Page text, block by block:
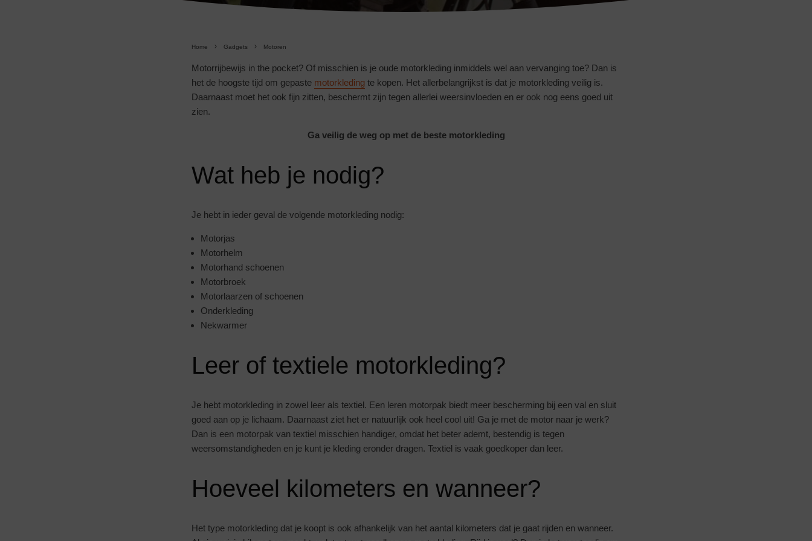
Home Gadgets Motoren
Motorrijbewijs in the pocket? Of misschien is je oude motorkleding inmiddels wel aan vervanging toe? Dan is
het de hoogste tijd om gepaste motorkleding te kopen. Het allerbelangrijkst is dat je motorkleding veilig is.
Daarnaast moet het ook fijn zitten, beschermt zijn tegen allerlei weersinvloeden en er ook nog eens goed uit
zien.
Ga veilig de weg op met de beste motorkleding
Wat heb je nodig?
Je hebt in ieder geval de volgende motorkleding nodig:
Motorjas
Motorhelm
Motorhand schoenen
Motorbroek
Motorlaarzen of schoenen
Onderkleding
Nekwarmer
Leer of textiele motorkleding?
Je hebt motorkleding in zowel leer als textiel. Een leren motorpak biedt meer bescherming bij een val en sluit
goed aan op je lichaam. Daarnaast ziet het er natuurlijk ook heel cool uit! Ga je met de motor naar je werk?
Dan is een motorpak van textiel misschien handiger, omdat het beter ademt, bestendig is tegen
weersomstandigheden en je kunt je kleding eronder dragen. Textiel is vaak goedkoper dan leer.
Hoeveel kilometers en wanneer?
Het type motorkleding dat je koopt is ook afhankelijk van het aantal kilometers dat je gaat rijden en wanneer.